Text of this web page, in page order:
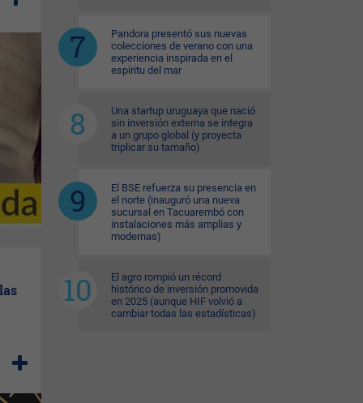
Pandora presentó sus nuevas
colecciones de verano con una
experiencia inspirada en el
espíritu del mar
Una startup uruguaya que nació
sin inversión externa se integra
a un grupo global (y proyecta
triplicar su tamaño)
El BSE refuerza su presencia en
el norte (inauguró una nueva
sucursal en Tacuarembó con
instalaciones más amplias y
modernas)
El agro rompió un récord
histórico de inversión promovida
en 2025 (aunque HIF volvió a
cambiar todas las estadísticas)